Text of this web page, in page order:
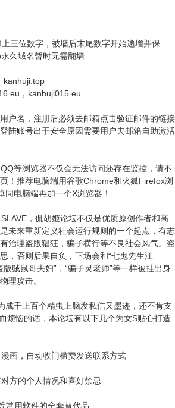
三位数字，被墙后末尾数字开始递增并保
久域名暂时无需翻墙
kanhuji.top
，kanhuji015.eu
户名，注册后必须去邮箱点击验证邮件的链接
陆账号出于安全原因需要用户去邮箱自助激活
等浏览器不仅会无法访问还存在监控，请不
！推荐电脑端用谷歌Chrome和火狐Firefox浏
同电脑端再加一个X浏览器！
，侃胡姬论坛不仅是优质原创作者和高
未来重新定义社会运行规则的一个起点，有志
治理盗版猖狂，骗子横行等不良社会风气。盗
，否则后果自负，下场会和“七鬼先生江
版贼鼠哥夫妇”，“骗子灵老师”等一样被挂出身
理攻击。
成千上百个精虫上脑发私信又墨迹，还不肯支
烦恼的话，本论坛有以下几个为女S贴心打造
画，自动收门槛费发送联系方式
方的个人情况和喜好禁忌
常用软件的全套替代品